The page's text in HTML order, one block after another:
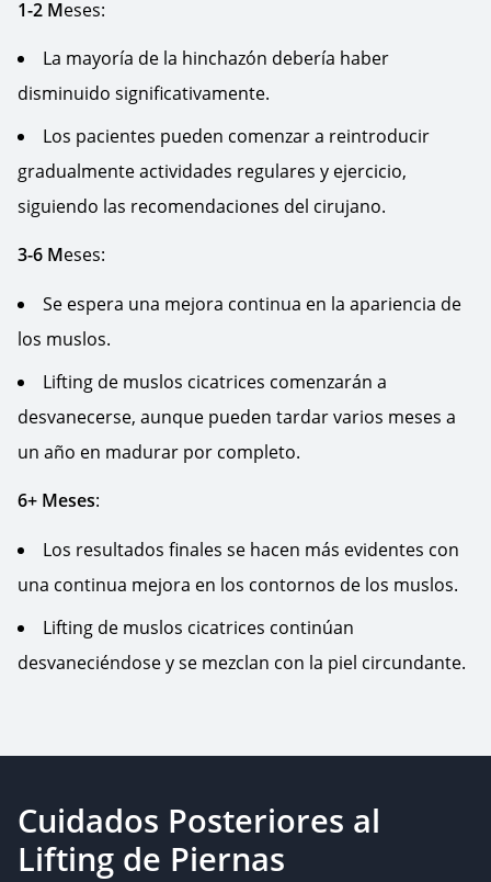
1-2 Meses:
La mayoría de la hinchazón debería haber
disminuido significativamente.
Los pacientes pueden comenzar a reintroducir
gradualmente actividades regulares y ejercicio,
siguiendo las recomendaciones del cirujano.
3-6 Meses:
Se espera una mejora continua en la apariencia de
los muslos.
Lifting de muslos cicatrices comenzarán a
desvanecerse, aunque pueden tardar varios meses a
un año en madurar por completo.
6+ Meses:
Los resultados finales se hacen más evidentes con
una continua mejora en los contornos de los muslos.
Lifting de muslos cicatrices continúan
desvaneciéndose y se mezclan con la piel circundante.
Cuidados Posteriores al
Lifting de Piernas